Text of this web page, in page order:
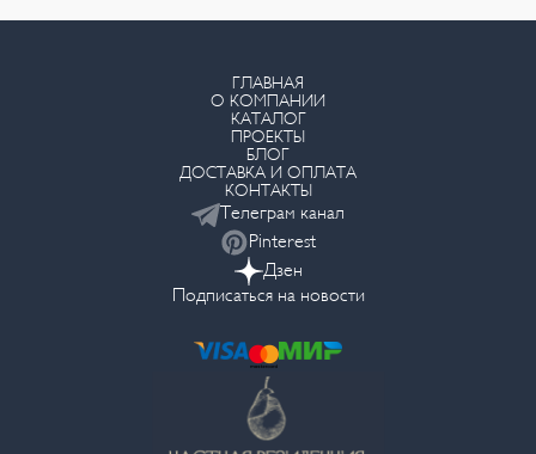
ГЛАВНАЯ
О КОМПАНИИ
КАТАЛОГ
ПРОЕКТЫ
БЛОГ
ДОСТАВКА И ОПЛАТА
КОНТАКТЫ
Телеграм канал
Pinterest
Дзен
Подписаться на новости